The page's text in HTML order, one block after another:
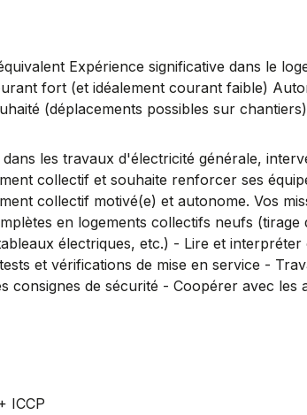
Expérience significative dans le
fort (et idéalement courant faible)
(déplacements possibles sur chantiers)
les travaux d'électricité générale,
collectif et souhaite renforcer ses
collectif motivé(e) et autonome. Vos
en logements collectifs neufs (tirage
électriques, etc.) - Lire et interpréter
et vérifications de mise en service -
consignes de sécurité - Coopérer avec les
ICCP